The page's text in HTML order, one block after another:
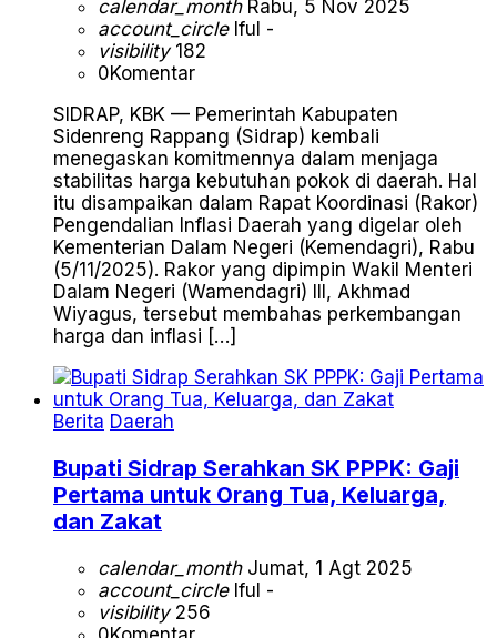
calendar_monthRabu, 5 Nov 2025
account_circleIful -
visibility182
0Komentar
SIDRAP, KBK — Pemerintah Kabupaten
Sidenreng Rappang (Sidrap) kembali
menegaskan komitmennya dalam menjaga
stabilitas harga kebutuhan pokok di daerah. Hal
itu disampaikan dalam Rapat Koordinasi (Rakor)
Pengendalian Inflasi Daerah yang digelar oleh
Kementerian Dalam Negeri (Kemendagri), Rabu
(5/11/2025). Rakor yang dipimpin Wakil Menteri
Dalam Negeri (Wamendagri) III, Akhmad
Wiyagus, tersebut membahas perkembangan
harga dan inflasi […]
Berita Daerah
Bupati Sidrap Serahkan SK PPPK: Gaji
Pertama untuk Orang Tua, Keluarga,
dan Zakat
calendar_monthJumat, 1 Agt 2025
account_circleIful -
visibility256